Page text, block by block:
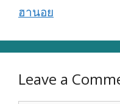
ฮานอย
Leave a